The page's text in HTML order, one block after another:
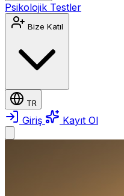
Psikolojik Testler
Bize Katıl
TR
Giriş Kayıt Ol